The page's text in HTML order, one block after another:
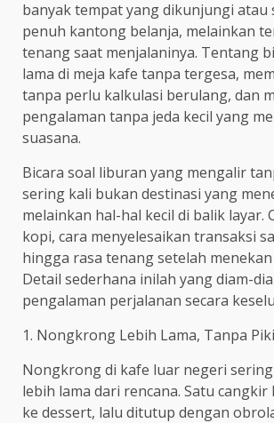
banyak tempat yang dikunjungi atau
penuh kantong belanja, melainkan
tenang saat menjalaninya. Tentang
lama di meja kafe tanpa tergesa,
tanpa perlu kalkulasi berulang, dan
pengalaman tanpa jeda kecil yang
suasana.
Bicara soal liburan yang mengalir
sering kali bukan destinasi yang
melainkan hal-hal kecil di balik layar.
kopi, cara menyelesaikan transaksi
hingga rasa tenang setelah
Detail sederhana inilah yang diam-
pengalaman perjalanan secara
1. Nongkrong Lebih Lama, Tanpa
Nongkrong di kafe luar negeri
lebih lama dari rencana. Satu
ke dessert, lalu ditutup dengan